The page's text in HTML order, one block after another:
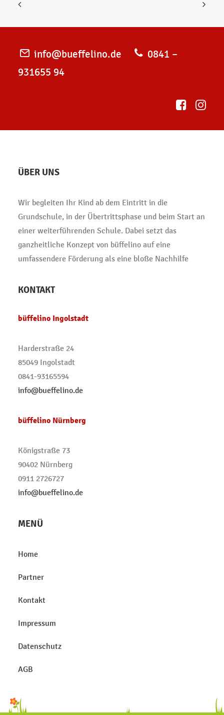
info@bueffelino.de
0841 –
931655 94
ÜBER UNS
Wir begleiten Ihr Kind ab dem Eintritt in die
Grundschule, in der Übertrittsphase und beim Start an
einer weiterführenden Schule. Dabei setzt das
ganzheitliche Konzept von büffelino auf eine
umfassendere Förderung als eine bloße Nachhilfe
KONTAKT
büffelino Ingolstadt
Harderstraße 24
85049 Ingolstadt
0841-93165594
info@bueffelino.de
büffelino Nürnberg
Königstraße 73
90402 Nürnberg
0911 2726727
info@bueffelino.de
MENÜ
Home
Partner
Kontakt
Impressum
Datenschutz
AGB